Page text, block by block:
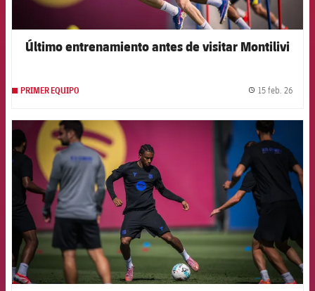
Último entrenamiento antes de visitar Montilivi
PRIMER EQUIPO 15 feb. 26